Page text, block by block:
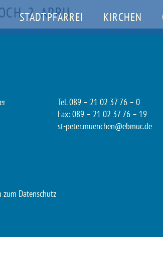
STADTPFARREI KIRCHEN
2. APRIL
Tel. 089 – 21 02 37 76 – 0
Fax: 089 – 21 02 37 76 – 19
st-peter.muenchen@ebmuc.de
Datenschutz